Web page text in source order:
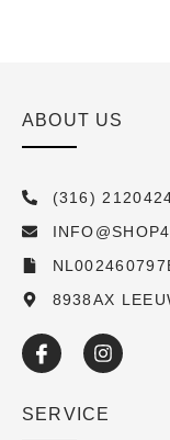
ABOUT US
(316)
8938AX
SERVICE